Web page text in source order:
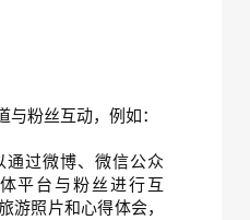
粉丝互动，例如：
通过微博、微信公众
平台与粉丝进行互
游照片和心得体会，